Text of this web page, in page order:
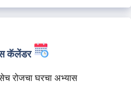
कॅलेंडर
रोजचा घरचा अभ्यास